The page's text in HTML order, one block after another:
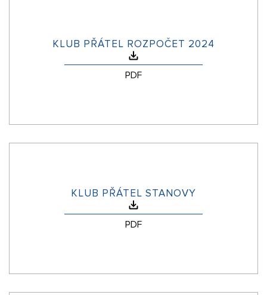
KLUB PŘÁTEL ROZPOČET 2024
PDF
KLUB PŘÁTEL STANOVY
PDF